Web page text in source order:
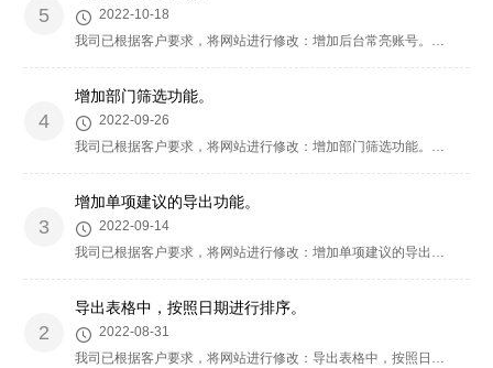
5
2022-10-18
我司已根据客户要求，将网站进行修改：增加后台常亮账号。请客户及时查看，如有其它问题，欢迎联系我们，技术会及时为您安排处理
4
增加部门筛选功能。
2022-09-26
我司已根据客户要求，将网站进行修改：增加部门筛选功能。请客户及时查看，如有其它问题，欢迎联系我们，技术会及时为您安排处理
3
增加单项建议的导出功能。
2022-09-14
我司已根据客户要求，将网站进行修改：增加单项建议的导出功能。请客户及时查看，如有其它问题，欢迎联系我们，技术会及时为您安排处理
2
导出表格中，按照日期进行排序。
2022-08-31
我司已根据客户要求，将网站进行修改：导出表格中，按照日期进行排序。请客户及时查看，如有其它问题，欢迎联系我们，技术会及时为您安排处理